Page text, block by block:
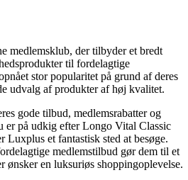
medlemsklub, der tilbyder et bredt
til fordelagtige
stor popularitet på grund af deres
udvalg af produkter af høj kvalitet.
gode tilbud, medlemsrabatter og
er på udkig efter Longo Vital Classic
Luxplus et fantastisk sted at besøge.
medlemstilbud gør dem til et
ønsker en luksuriøs shoppingoplevelse.